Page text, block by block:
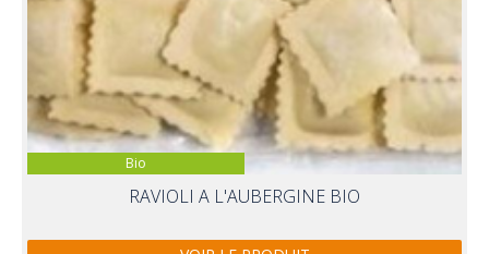
Bio
RAVIOLI A L'AUBERGINE BIO